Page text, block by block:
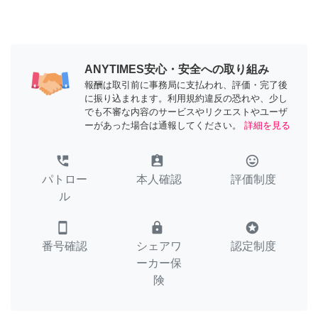
ANYTIMES安心・安全への取り組み
報酬は取引前に事務局に支払われ、評価・完了後
に振り込まれます。利用規約違反の恐れや、少し
でも不審な内容のサービスやリクエストやユーザ
ーがあった場合は通報してください。
詳細を見る
perm_phone_msg
パトロー
ル
assignment_ind
本人確認
tag_faces
評価制度
smartphone
番号確認
lock
シェアワ
ーカー保
険
stars
認定制度